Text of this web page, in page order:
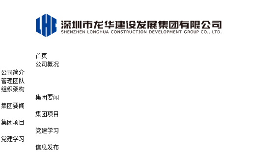
首页
公司概况
公司简介
管理团队
组织架构
集团要闻
集团要闻
集团项目
集团项目
党建学习
党建学习
信息发布